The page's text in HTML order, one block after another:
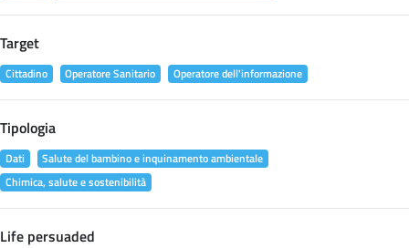
Target
Cittadino Operatore Sanitario Operatore dell'informazione
Tipologia
Dati
Salute del bambino e inquinamento ambientale
Chimica, salute e sostenibilità
Life persuaded